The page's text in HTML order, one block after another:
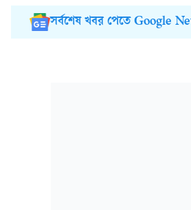
সর্বশেষ খবর পেতে Google